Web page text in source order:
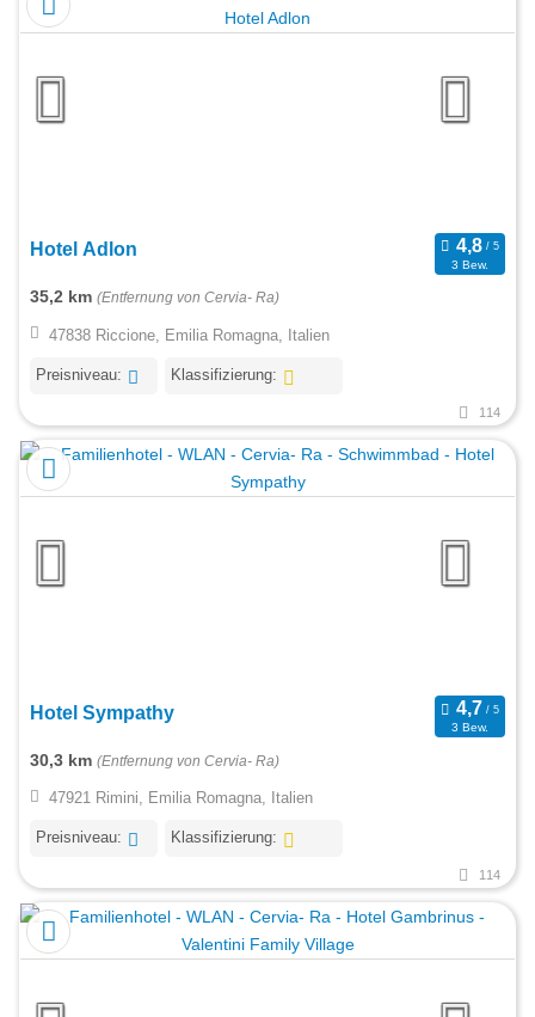
Hotel Adlon
3 Bew.
35,2 km (Entfernung von Cervia- Ra)
47838 Riccione, Emilia Romagna, Italien
Preisniveau: Klassifizierung:
114
Hotel Sympathy
3 Bew.
30,3 km (Entfernung von Cervia- Ra)
47921 Rimini, Emilia Romagna, Italien
Preisniveau: Klassifizierung:
114